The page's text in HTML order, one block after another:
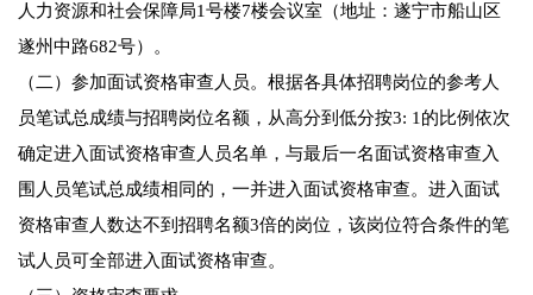
人力资源和社会保障局1号楼7楼会议室（地址：遂宁市船山区
遂州中路682号）。
（二）参加面试资格审查人员。根据各具体招聘岗位的参考人
员笔试总成绩与招聘岗位名额，从高分到低分按3: 1的比例依次
确定进入面试资格审查人员名单，与最后一名面试资格审查入
围人员笔试总成绩相同的，一并进入面试资格审查。进入面试
资格审查人数达不到招聘名额3倍的岗位，该岗位符合条件的笔
试人员可全部进入面试资格审查。